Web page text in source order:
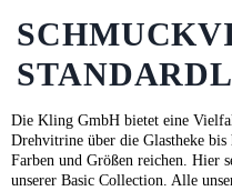
Die Kling GmbH bietet eine
Drehvitrine über die Glastheke
Farben und Größen reichen. Hier
unserer Basic Collection. Alle